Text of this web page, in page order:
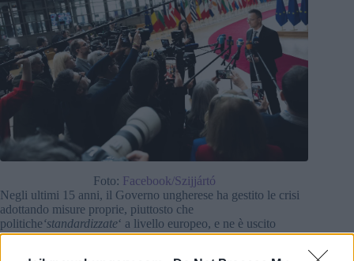
Foto: Facebook/Szijjártó
Negli ultimi 15 anni, il Governo ungherese ha gestito le crisi
adottando misure proprie, piuttosto che
politiche‘standardizzate‘ a livello europeo, e ne è uscito
meglio, ha detto.